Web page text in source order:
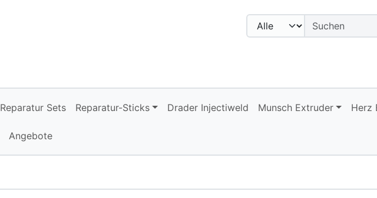
Springe zum Button für Einstellungen
Springe zu
Reparatur Sets Reparatur-Sticks Drader Injectiweld Munsch Extruder Herz
Angebote